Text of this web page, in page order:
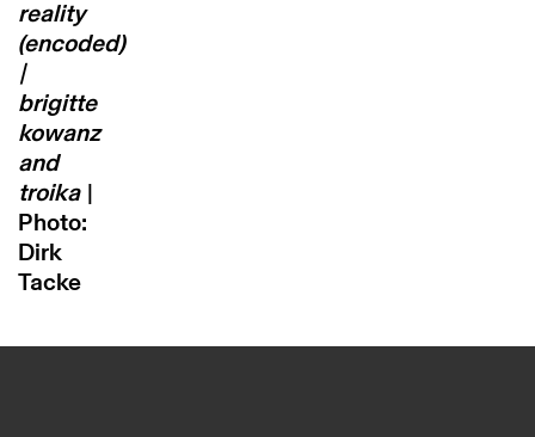
reality
(encoded)
|
brigitte
kowanz
and
troika|
Photo:
Dirk
Tacke